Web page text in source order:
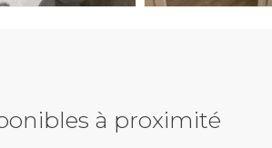
à proximité